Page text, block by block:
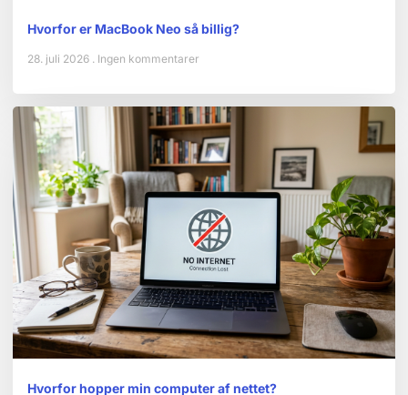
Hvorfor er MacBook Neo så billig?
28. juli 2026 Ingen kommentarer
Hvorfor hopper min computer af nettet?